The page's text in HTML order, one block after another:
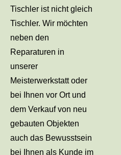
Tischler ist nicht gleich
Tischler. Wir möchten
neben den
Reparaturen in
unserer
Meisterwerkstatt oder
bei Ihnen vor Ort und
dem Verkauf von neu
gebauten Objekten
auch das Bewusstsein
bei Ihnen als Kunde im